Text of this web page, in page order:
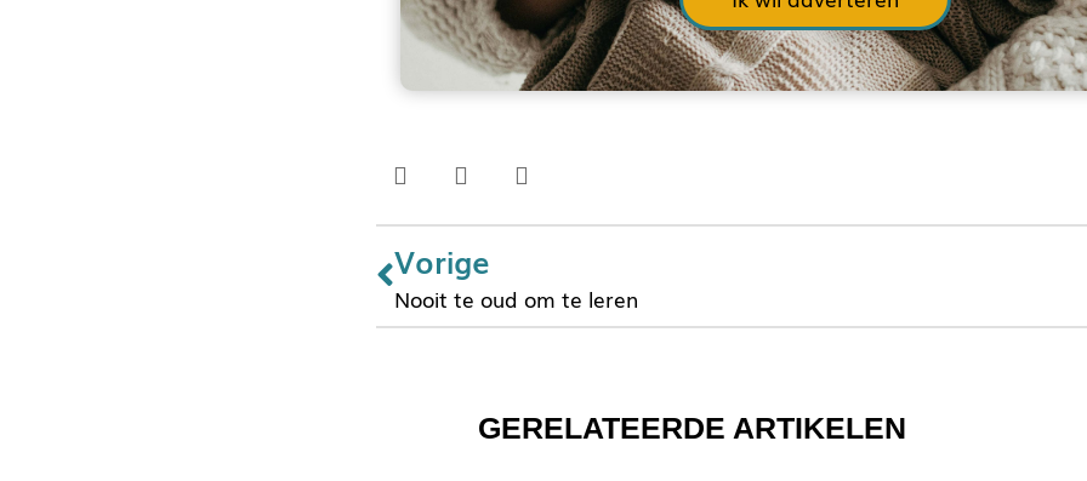
Vorige
Nooit te oud om te leren
GERELATEERDE ARTIKELEN